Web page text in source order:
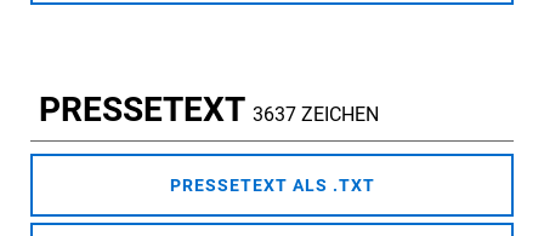
PRESSETEXT 3637 ZEICHEN
PRESSETEXT ALS .TXT